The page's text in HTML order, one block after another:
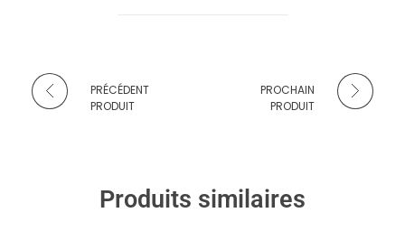
PRÉCÉDENT
PRODUIT
PROCHAIN
PRODUIT
Produits similaires